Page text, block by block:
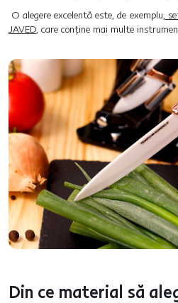
O alegere excelentă este, de exemplu,
JAVED, care conține mai multe
Din ce material să